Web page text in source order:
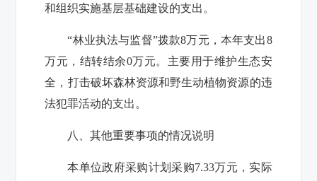
和组织实施基层基础建设的支出。
“林业执法与监督”拨款8万元，本年支出8
万元，结转结余0万元。主要用于维护生态安
全，打击破坏森林资源和野生动植物资源的违
法犯罪活动的支出。
八、其他重要事项的情况说明
本单位政府采购计划采购7.33万元，实际